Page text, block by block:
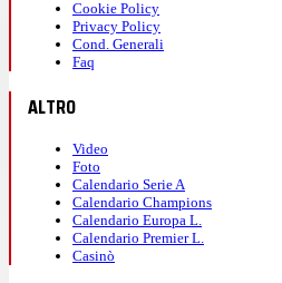
Cookie Policy
Privacy Policy
Cond. Generali
Faq
ALTRO
Video
Foto
Calendario Serie A
Calendario Champions
Calendario Europa L.
Calendario Premier L.
Casinò